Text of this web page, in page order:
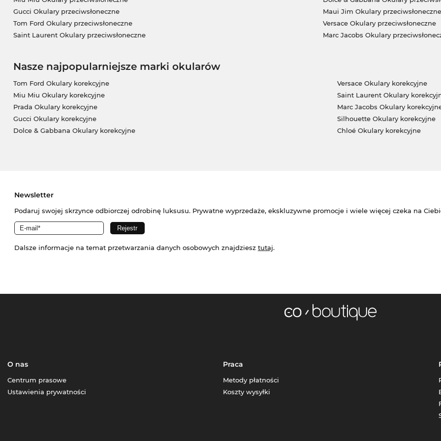
Gucci Okulary przeciwsłoneczne
Tom Ford Okulary przeciwsłoneczne
Saint Laurent Okulary przeciwsłoneczne
Maui Jim Okulary przeciwsłoneczne
Versace Okulary przeciwsłoneczne
Marc Jacobs Okulary
Nasze najpopularniejsze marki okularów
Tom Ford Okulary korekcyjne
Miu Miu Okulary korekcyjne
Prada Okulary korekcyjne
Gucci Okulary korekcyjne
Dolce & Gabbana Okulary korekcyjne
Versace Okulary korekcyjne
Saint Laurent Okulary
Marc Jacobs Okulary
Silhouette Okulary korekcyjne
Chloé Okulary korekcyjne
Newsletter
Podaruj swojej skrzynce odbiorczej odrobinę luksusu. Prywatne wyprzedaże, ekskluzywne promocje i wiele więcej czeka na
Dalsze informacje na temat przetwarzania danych osobowych znajdziesz tutaj.
O nas
Centrum prasowe
Ustawienia prywatności
Praca
Metody płatności
Koszty wysyłki